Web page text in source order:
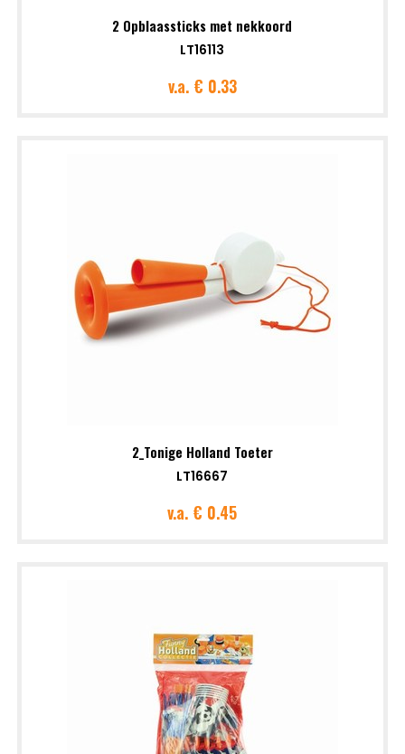
2 Opblaassticks met nekkoord
LT16113
v.a.€ 0.33
2_Tonige Holland Toeter
LT16667
v.a. € 0.45